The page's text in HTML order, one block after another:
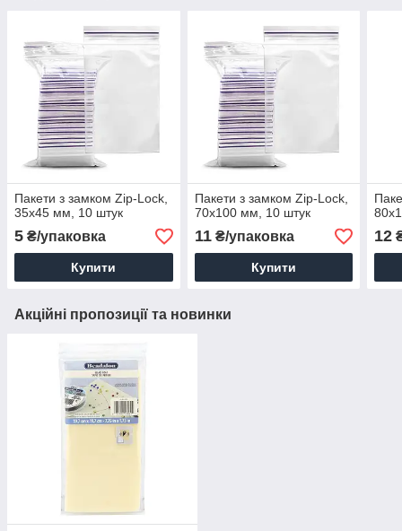
Пакети з замком Zip-Lock,
35х45 мм, 10 штук
5 ₴/упаковка
Купити
Пакети з замком Zip-Lock,
70х100 мм, 10 штук
11₴/упаковка
Купити
12
Акційні пропозиції та новинки